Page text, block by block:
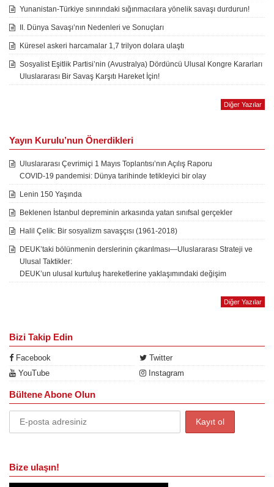
Yunanistan-Türkiye sınırındaki sığınmacılara yönelik savaşı durdurun!
II. Dünya Savaşı’nın Nedenleri ve Sonuçları
Küresel askeri harcamalar 1,7 trilyon dolara ulaştı
Sosyalist Eşitlik Partisi’nin (Avustralya) Dördüncü Ulusal Kongre Kararları
Uluslararası Bir Savaş Karşıtı Hareket İçin!
Diğer Yazılar
Yayın Kurulu’nun Önerdikleri
Uluslararası Çevrimiçi 1 Mayıs Toplantısı’nın Açılış Raporu
COVID-19 pandemisi: Dünya tarihinde tetikleyici bir olay
Lenin 150 Yaşında
Beklenen İstanbul depreminin arkasında yatan sınıfsal gerçekler
Halil Çelik: Bir sosyalizm savaşçısı (1961-2018)
DEUK’taki bölünmenin derslerinin çıkarılması—Uluslararası Strateji ve
Ulusal Taktikler:
DEUK’un ulusal kurtuluş hareketlerine yaklaşımındaki değişim
Diğer Yazılar
Bizi Takip Edin
Facebook
Twitter
YouTube
Instagram
Bültene Abone Olun
Bize ulaşın!